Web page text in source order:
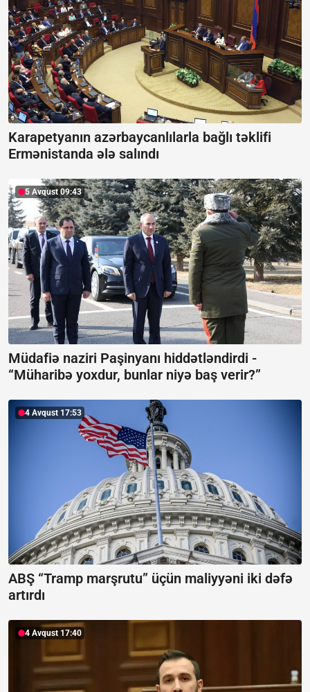
Karapetyanın azərbaycanlılarla bağlı təklifi
Ermənistanda ələ salındı
5 Avqust 09:43
Müdafiə naziri Paşinyanı hiddətləndirdi -
“Müharibə yoxdur, bunlar niyə baş verir?”
4 Avqust 17:53
ABŞ “Tramp marşrutu” üçün maliyyəni iki dəfə
artırdı
4 Avqust 17:40